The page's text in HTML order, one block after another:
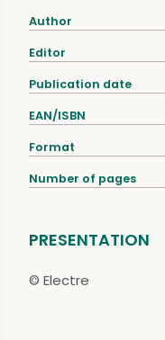
Author
Editor
Publication date
EAN/ISBN
Format
Number of pages
PRESENTATION
© Electre